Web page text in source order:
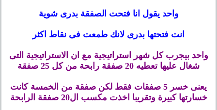
واحد يقول انا فتحت الصفقة بدرى شوية
انت فتحتها بدرى لانك طمعت فى نقاط اكثر
واحد بيجرب كل شهر استراتيجية مع ان الاستراتيجية التى
شغال عليهاتعطيه 20 صفقة رابحة من كل 25 صفقة
يعنى خسر 5 صفقات فقط لكن صفقة من الخمسة كانت
خسارتها كبيرة وتقريبا اخذت مكسب ال20 صفقة الرابحة